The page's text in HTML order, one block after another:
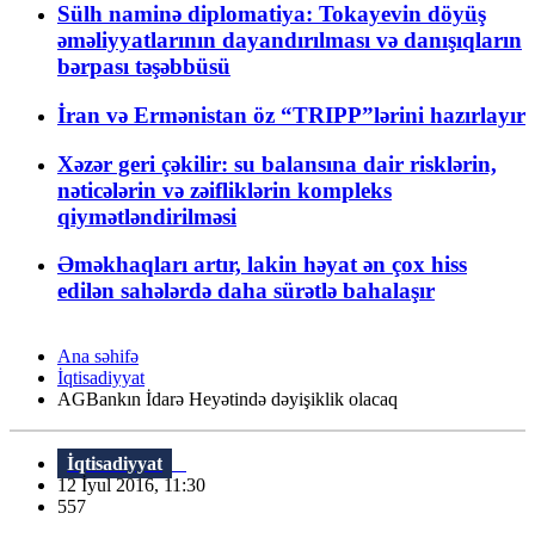
Sülh naminə diplomatiya: Tokayevin döyüş
əməliyyatlarının dayandırılması və danışıqların
bərpası təşəbbüsü
İran və Ermənistan öz “TRIPP”lərini hazırlayır
Xəzər geri çəkilir: su balansına dair risklərin,
nəticələrin və zəifliklərin kompleks
qiymətləndirilməsi
Əməkhaqları artır, lakin həyat ən çox hiss
edilən sahələrdə daha sürətlə bahalaşır
Ana səhifə
İqtisadiyyat
AGBankın İdarə Heyətində dəyişiklik olacaq
İqtisadiyyat
12 İyul 2016, 11:30
557